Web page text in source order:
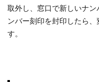
取外し、窓口で新しいナ
ンバー刻印を封印したら
す。